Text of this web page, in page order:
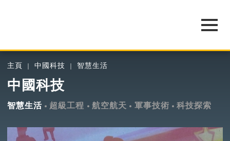
主頁 中國科技 智慧生活
中國科技
智慧生活 超級工程 航空航天 軍事技術 科技探索